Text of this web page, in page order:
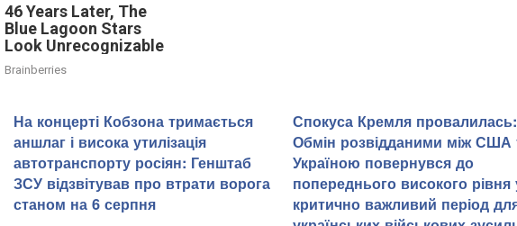
46 Years Later, The
Blue Lagoon Stars
Look Unrecognizable
Brainberries
На концерті Кобзона тримається
аншлаг і висока утилізація
автотранспорту росіян: Генштаб
ЗСУ відзвітував про втрати ворога
станом на 6 серпня
Спокуса Кремля провалилась:
Обмін розвідданими між США
Україною повернувся до
попереднього високого рівня
критично важливий період